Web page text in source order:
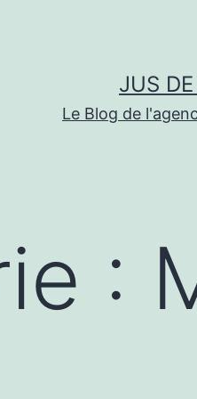
JUS
Le Blog de
: